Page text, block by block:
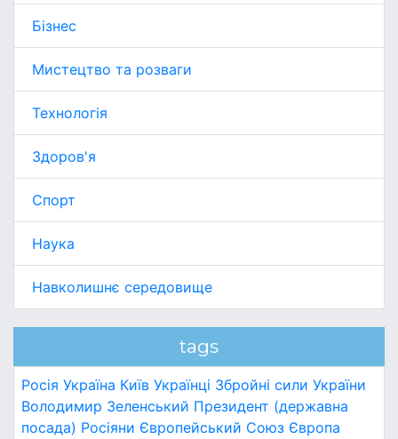
Бізнес
Мистецтво та розваги
Технологія
Здоров'я
Спорт
Наука
Навколишнє середовище
tags
Росія Україна Київ Українці Збройні сили України
Володимир Зеленський Президент (державна
посада) Росіяни Європейський Союз Європа